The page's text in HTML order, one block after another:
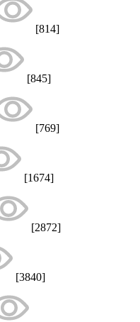
[814]
[845]
[769]
[1674]
[2872]
[3840]